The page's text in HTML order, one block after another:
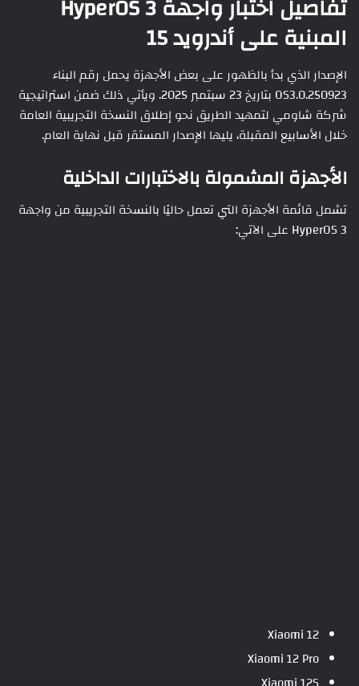
تفاصيل اختبار واجهة HyperOS 3
المبنية على أندرويد 15
الإصدار الذي بدأ بالظهور على بعض الأجهزة يحمل رقم البناء
OS3.0.250923 بتاريخ 23 سبتمبر 2025. ويأتي ذلك ضمن استراتيجية
شركة شاومي لتمهيد الطريق نحو إطلاق النسخة التجريبية العامة
خلال الأسابيع المقبلة، يليها الإصدار المستقر قبل نهاية العام.
الأجهزة المشمولة بالاختبارات الداخلية
تشمل قائمة الأجهزة التي تعمل حاليًا بالنسخة التجريبية من واجهة
HyperOS 3 على الآتي:
Xiaomi 12
Xiaomi 12 Pro